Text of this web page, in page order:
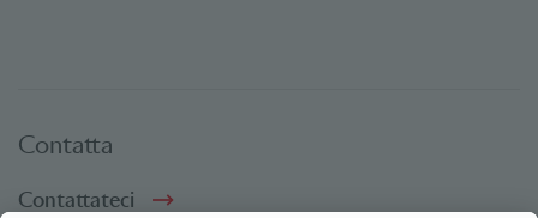
Contatta
Contattateci